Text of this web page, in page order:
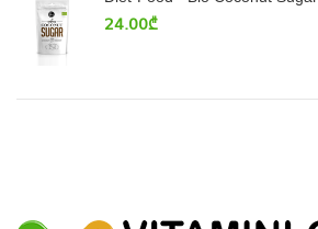
24.00₾